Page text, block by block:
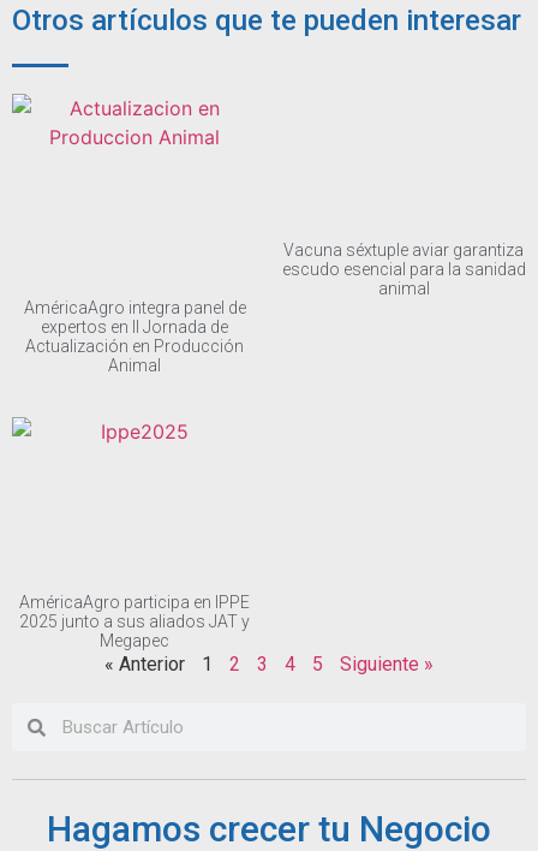
Otros artículos que te pueden interesar
AméricaAgro integra panel de
expertos en II Jornada de
Actualización en Producción
Animal
Vacuna séxtuple aviar garantiza
escudo esencial para la sanidad
animal
AméricaAgro participa en IPPE
2025 junto a sus aliados JAT y
Megapec
« Anterior 1 2 3 4 5 Siguiente »
Hagamos crecer tu Negocio